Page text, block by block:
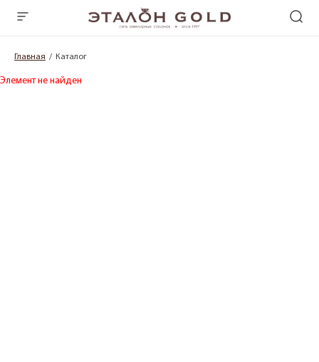
Главная Каталог
Элемент не найден